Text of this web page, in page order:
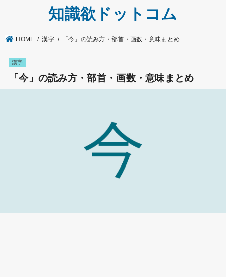
知識欲ドットコム
HOME 漢字 「今」の読み方・部首・画数・意味まとめ
漢字
「今」の読み方・部首・画数・意味まとめ